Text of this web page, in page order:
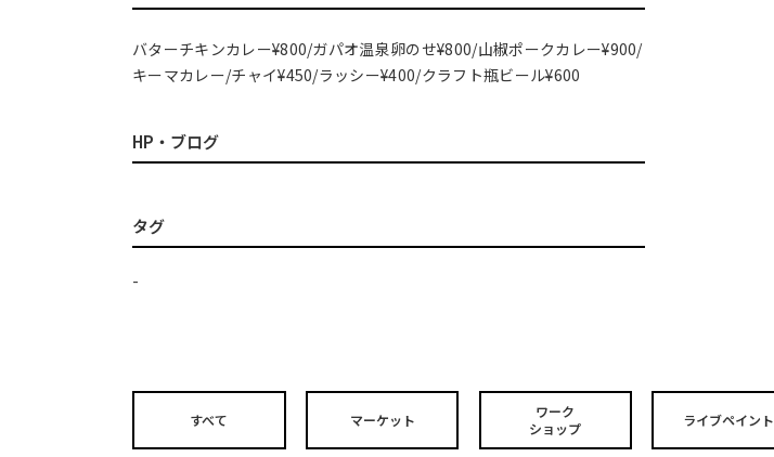
バターチキンカレー¥800/ガパオ温泉卵のせ¥800/山椒ポークカレー¥900/
キーマカレー/チャイ¥450/ラッシー¥400/クラフト瓶ビール¥600
HP・ブログ
タグ
-
すべて マーケット
ワーク
ショップ
ライブペイント